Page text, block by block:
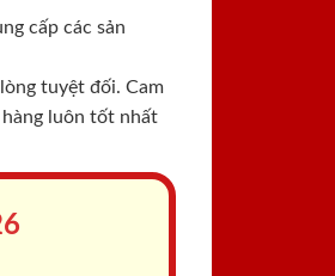
cấp các sản
tuyệt đối. Cam
luôn tốt nhất